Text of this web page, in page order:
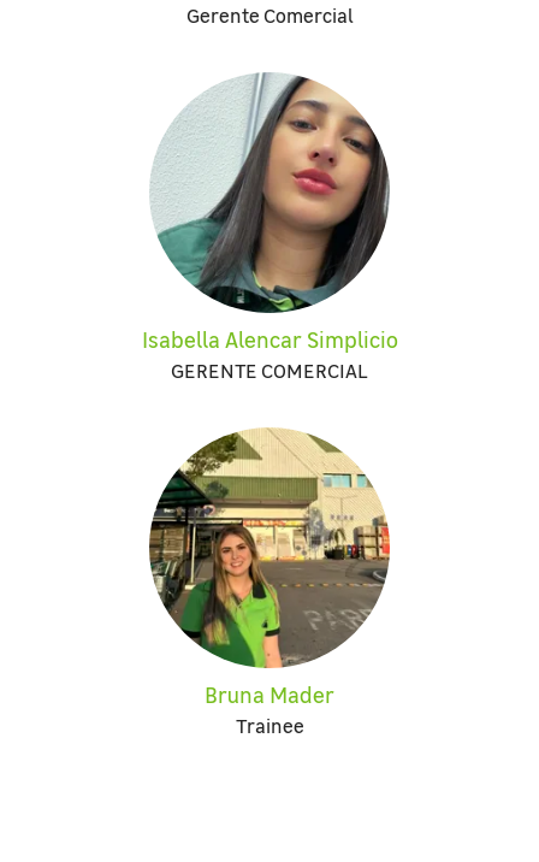
Gerente Comercial
Isabella Alencar Simplicio
GERENTE COMERCIAL
Bruna Mader
Trainee